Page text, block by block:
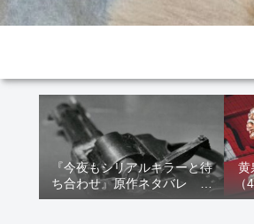
『今夜もシリアルキラーと待
ち合わせ』原作ネタバレ 断
髪オブジェ殺人事件 犯人の
黄
家